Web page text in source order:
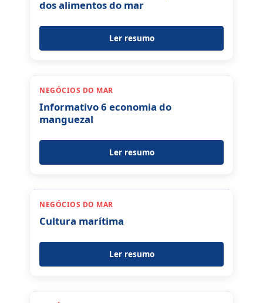
dos alimentos do mar
Ler resumo
NEGÓCIOS DO MAR
Informativo 6 economia do
manguezal
Ler resumo
NEGÓCIOS DO MAR
Cultura marítima
Ler resumo